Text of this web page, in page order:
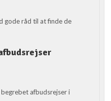
gode råd til at finde de
afbudsrejser i